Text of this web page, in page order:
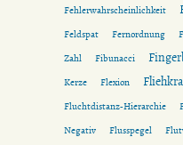
Fehlerwahrscheinlichkeit
Feldspat
Fernordnung
Zahl
Fibunacci
Kerze
Flexion
Fluchtdistanz-Hierarchie
Negativ
Flusspegel